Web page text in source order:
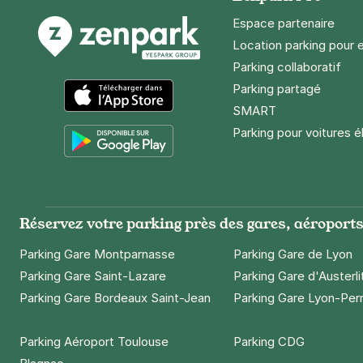
Réserver
+ Abonnements disponibles
Paris -
75020Paris
Paris -
75020
App Store
Espace partenaire
Location parking pour
Parking collaboratif
Parking partagé
SMART
Parking pour voitures
Réservez votre parking près des gares,
Parking Gare Montparnasse Parking Gare de Lyon
Parking Gare Saint-Lazare
Parking Gare
Parking Gare Bordeaux Saint-Jean
Parking Gare Lyon-
Parking Aéroport Toulouse
Parking CDG